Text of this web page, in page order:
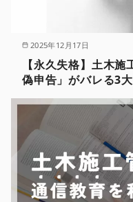
2025年12月17日
【永久失格】土木
偽申告」がバレる3